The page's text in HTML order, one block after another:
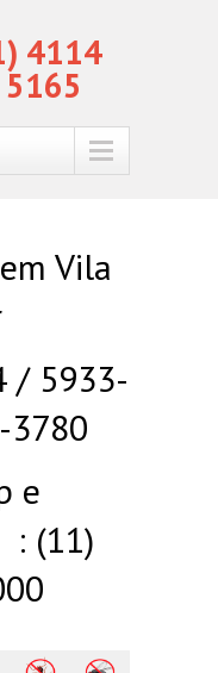
4114
Vila
/ 5933-
3780
e
: (11)